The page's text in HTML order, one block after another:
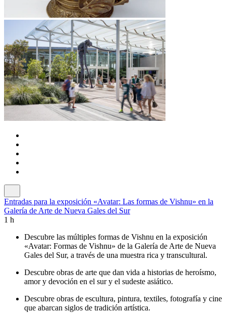
Entradas para la exposición «Avatar: Las formas de Vishnu» en la
Galería de Arte de Nueva Gales del Sur
1 h
Descubre las múltiples formas de Vishnu en la exposición
«Avatar: Formas de Vishnu» de la Galería de Arte de Nueva
Gales del Sur, a través de una muestra rica y transcultural.
Descubre obras de arte que dan vida a historias de heroísmo,
amor y devoción en el sur y el sudeste asiático.
Descubre obras de escultura, pintura, textiles, fotografía y cine
que abarcan siglos de tradición artística.